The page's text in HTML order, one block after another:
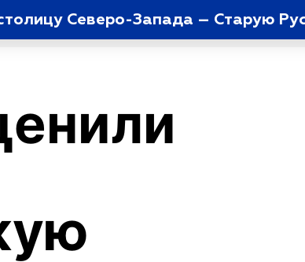
Северо-Запада – Старую